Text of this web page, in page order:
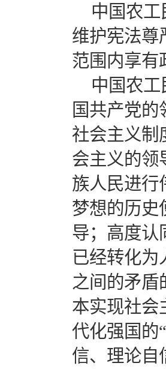
中国农
维护宪法尊
范围内享有
中国农
国共产党
社会主义制
会主义的领
族人民进行
梦想的历史
导；高度认
已经转化为
之间的矛盾
本实现社会
代化强国的
信、理论自